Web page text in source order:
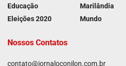
Educação
Eleições 2020
Marilândia
Mundo
Nossos Contatos
contato@jornaloconilon.com.br